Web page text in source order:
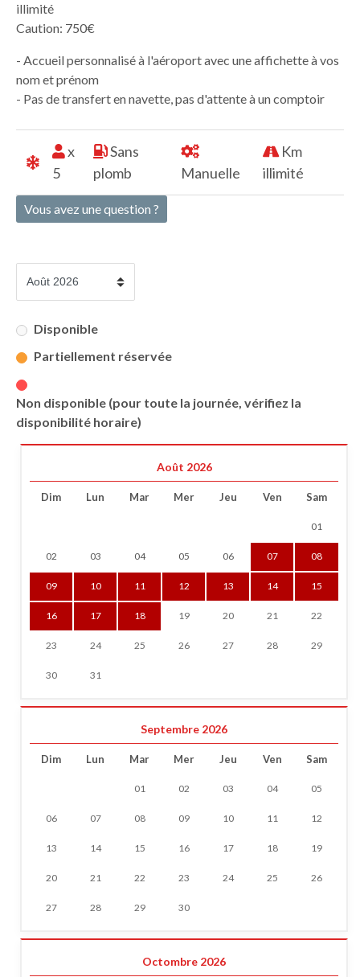
illimité
Caution: 750€
- Accueil personnalisé à l'aéroport avec une affichette à vos
nom et prénom
- Pas de transfert en navette, pas d'attente à un comptoir
x
5
Sans
plomb
Manuelle
Km
illimité
Vous avez une question ?
Disponible
Partiellement réservée
Non disponible (pour toute la journée, vérifiez la
disponibilité horaire)
Août 2026
Dim Lun Mar Mer Jeu Ven Sam
01
02 03 04 05 06 07 08
09 10 11 12 13 14 15
16 17 18 19 20 21 22
23 24 25 26 27 28 29
30 31
Septembre 2026
Dim Lun Mar Mer Jeu Ven Sam
01 02 03 04 05
06 07 08 09 10 11 12
13 14 15 16 17 18 19
20 21 22 23 24 25 26
27 28 29 30
Octombre 2026